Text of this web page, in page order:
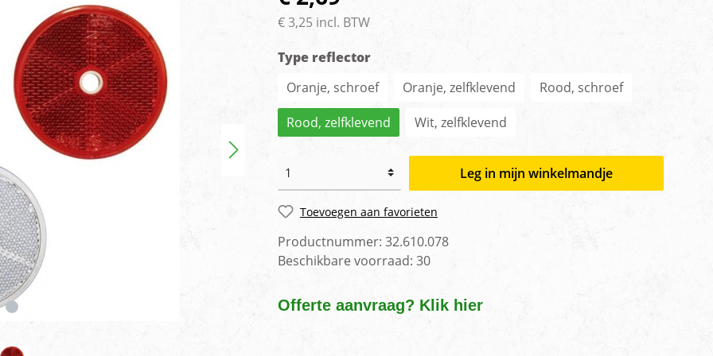
€ 3,25 incl. BTW
Type reflector
Oranje, schroef
Oranje, zelfklevend
Rood, schroef
Rood, zelfklevend
Wit, zelfklevend
Leg in mijn winkelmandje
Toevoegen aan favorieten
Productnummer: 32.610.078
Beschikbare voorraad: 30
Offerte aanvraag? Klik hier